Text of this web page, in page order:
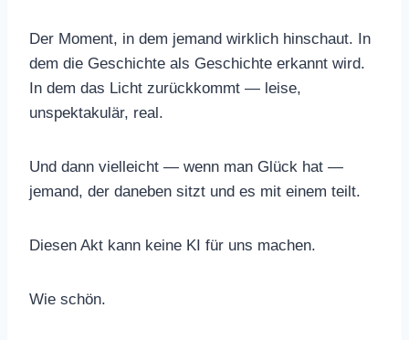
Der Moment, in dem jemand wirklich hinschaut. In
dem die Geschichte als Geschichte erkannt wird.
In dem das Licht zurückkommt — leise,
unspektakulär, real.
Und dann vielleicht — wenn man Glück hat —
jemand, der daneben sitzt und es mit einem teilt.
Diesen Akt kann keine KI für uns machen.
Wie schön.